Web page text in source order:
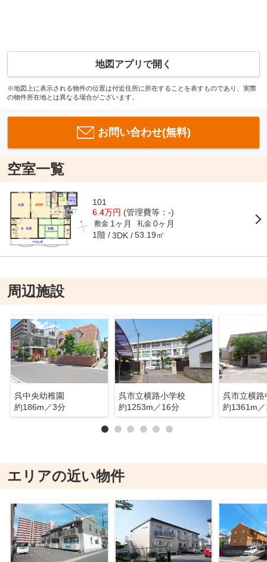
地図アプリで開く
※地図上に表示される物件の位置は付近住所に所在することを表すものであり、実際
の物件所在地とは異なる場合がございます。
お問い合わせ(無料)
空室一覧
101
6.4万円 (管理費等：-)
敷金 1ヶ月 礼金 0ヶ月
1階 3DK 53.19㎡
周辺施設
呉中央幼稚園
約186m／3分
呉市立横路小学校
約1253m／16分
呉市立横路
約1361m
エリアの近い物件